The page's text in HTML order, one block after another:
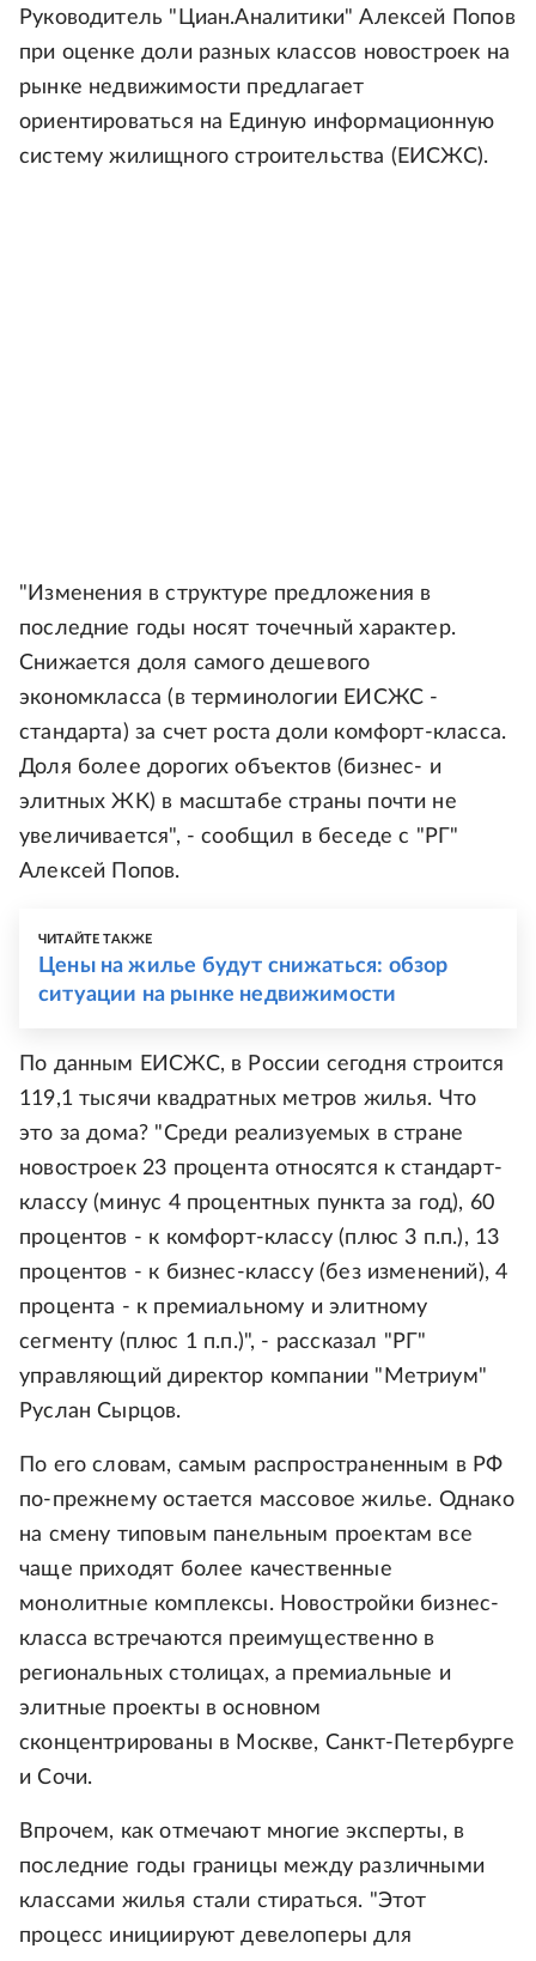
Руководитель "Циан.Аналитики" Алексей Попов
при оценке доли разных классов новостроек на
рынке недвижимости предлагает
ориентироваться на Единую информационную
систему жилищного строительства (ЕИСЖС).
"Изменения в структуре предложения в
последние годы носят точечный характер.
Снижается доля самого дешевого
экономкласса (в терминологии ЕИСЖС -
стандарта) за счет роста доли комфорт-класса.
Доля более дорогих объектов (бизнес- и
элитных ЖК) в масштабе страны почти не
увеличивается", - сообщил в беседе с "РГ"
Алексей Попов.
ЧИТАЙТЕ ТАКЖЕ
Цены на жилье будут снижаться: обзор
ситуации на рынке недвижимости
По данным ЕИСЖС, в России сегодня строится
119,1 тысячи квадратных метров жилья. Что
это за дома? "Среди реализуемых в стране
новостроек 23 процента относятся к стандарт-
классу (минус 4 процентных пункта за год), 60
процентов - к комфорт-классу (плюс 3 п.п.), 13
процентов - к бизнес-классу (без изменений), 4
процента - к премиальному и элитному
сегменту (плюс 1 п.п.)", - рассказал "РГ"
управляющий директор компании "Метриум"
Руслан Сырцов.
По его словам, самым распространенным в РФ
по-прежнему остается массовое жилье. Однако
на смену типовым панельным проектам все
чаще приходят более качественные
монолитные комплексы. Новостройки бизнес-
класса встречаются преимущественно в
региональных столицах, а премиальные и
элитные проекты в основном
сконцентрированы в Москве, Санкт-Петербурге
и Сочи.
Впрочем, как отмечают многие эксперты, в
последние годы границы между различными
классами жилья стали стираться. "Этот
процесс инициируют девелоперы для